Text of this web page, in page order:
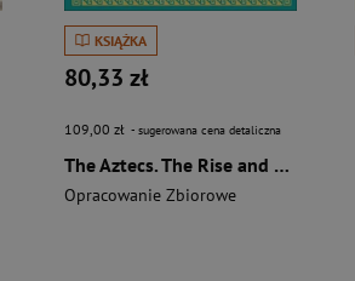
KSIĄŻKA
80,33 zł
109,00 zł - sugerowana cena detaliczna
The Aztecs. The Rise and Fall of a Mighty Empire
Opracowanie Zbiorowe